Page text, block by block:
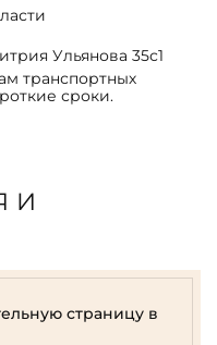
Ульянова 35с1
транспортных
сроки.
И
страницу в